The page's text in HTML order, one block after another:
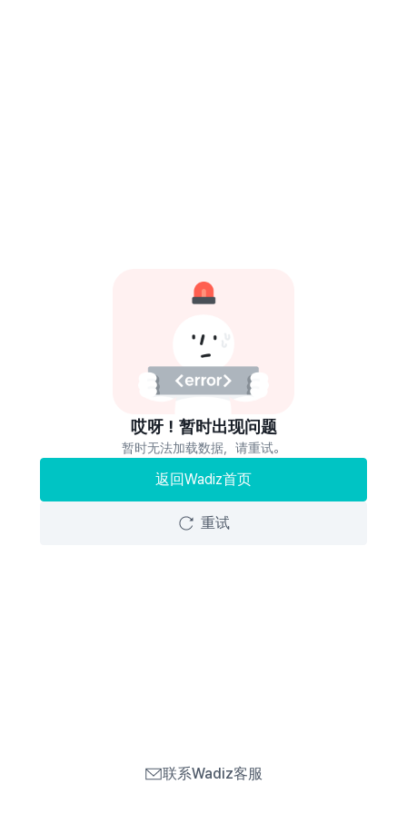
哎呀！暂时出现问题
暂时无法加载数据，请重试。
返回Wadiz首页
重试
联系Wadiz客服